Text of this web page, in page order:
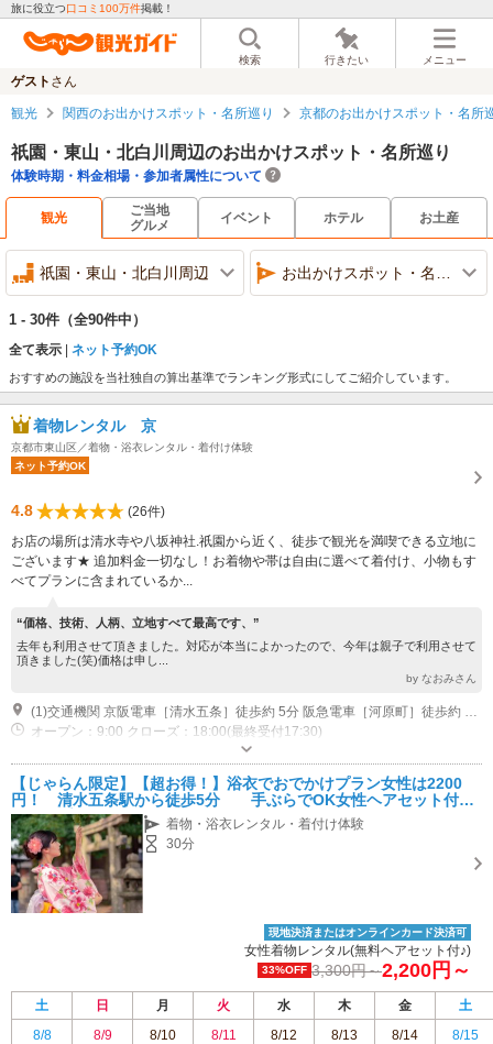
旅に役立つ口コミ100万件掲載！
検索 行きたい メニュー
ゲスト さん
観光 関西のお出かけスポット・名所巡り 京都のお出かけスポット・名所
祇園・東山・北白川周辺のお出かけスポット・名所巡り
体験時期・料金相場・参加者属性について
観光
ご当地
グルメ
イベント ホテル お土産
祇園・東山・北白川周辺 お出かけスポット・名所巡り
1 - 30件 （全90件中）
全て表示 ネット予約OK
おすすめの施設を当社独自の算出基準でランキング形式にしてご紹介しています。
着物レンタル 京
京都市東山区／着物・浴衣レンタル・着付け体験
ネット予約OK
4.8
(26件)
お店の場所は清水寺や八坂神社.祇園から近く、徒歩で観光を満喫できる立地に
ございます★ 追加料金一切なし！お着物や帯は自由に選べて着付け、小物もす
べてプランに含まれているか...
“価格、技術、人柄、立地すべて最高です、”
去年も利用させて頂きました。対応が本当によかったので、今年は親子で利用させて
頂きました(笑)価格は申し...
by なおみさん
オープン：9:00 クローズ：18:00(最終受付17:30)
【じゃらん限定】【超お得！】浴衣でおでかけプラン女性は2200
円！ 清水五条駅から徒歩5分 手ぶらでOK女性ヘアセット付き
のお得プラン
着物・浴衣レンタル・着付け体験
30分
現地決済またはオンラインカード決済可
女性着物レンタル(無料ヘアセット付♪)
33%OFF 3,300円～2,200円～
土 日 月 火 水 木 金
土
8/8
8/9 8/10 8/11 8/12 8/13 8/14 8/15